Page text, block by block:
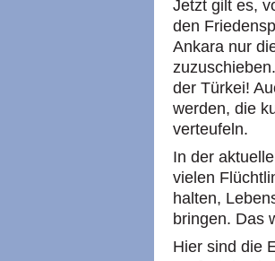
Jetzt gilt es,
den
Ankara nur
der Türkei!
werden, die
verteufeln.
In der
vielen
halten,
bringen. Das
Hier sind die